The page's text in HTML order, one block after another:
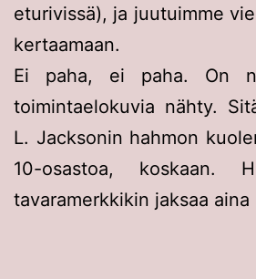
eturivissä), ja juutuimme
kertaamaan.
Ei paha, ei paha. On
toimintaelokuvia nähty.
L. Jacksonin hahmon
10-osastoa, koskaan.
tavaramerkkikin jaksaa aina